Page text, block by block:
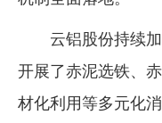
云铝股份持续
开展了赤泥选铁、
材化利用等多元化